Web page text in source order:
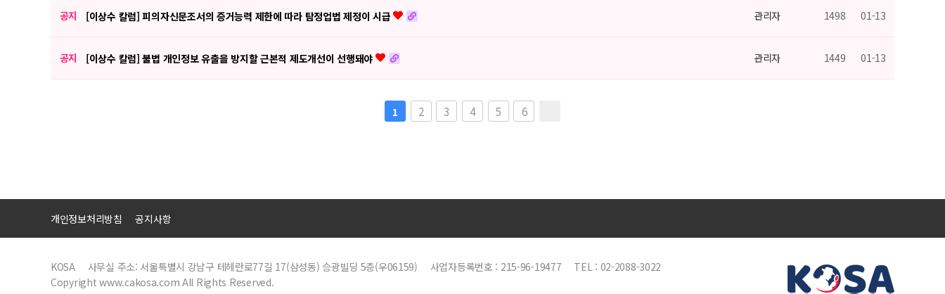
공지 [이상수 칼럼] 피의자신문조서의 증거능력 제한에 따라 탐정업법 제정이 시급 관리자 1498 01-13
공지 [이상수 칼럼] 불법 개인정보 유출을 방지할 근본적 제도개선이 선행돼야 관리자 1449 01-13
1 2 3 4 5 6
개인정보처리방침 공지사항
KOSA 사무실 주소: 서울특별시 강남구 테헤란로77길 17(삼성동) 승광빌딩 5층(우06159) 사업자등록번호 : 215-96-19477
TEL : 02-2088-3022
Copyright www.cakosa.com All Rights Reserved.